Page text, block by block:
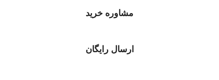
مشاوره خرید
ارسال رایگان